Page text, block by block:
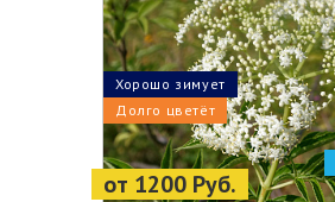
от 1200 Руб.
Долго цветёт
Хорошо зимует